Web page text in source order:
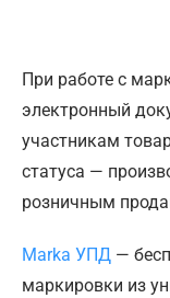
При работе с
электронный
участникам
статуса —
розничным
Marka УПД —
маркировки из